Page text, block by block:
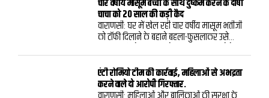
रहने का प्रस्ताव पारित होने के कारण सुनवाई की
अगली तिथि दस अगस्त मुकर्रर कर दी गई.अभियोजन
पक्ष की ओर से एक अन्य अतिरिक्त गवाह कौशलेंद्र
त्रिपाठी को गवाही के लिए पेश होना था. लंच से पहले
लखनऊ से वीडियो कांफ्रेंसिंग के जरिए कौशलेंद्र त्रिपाठी
पेश हुए थे लेकिन नेटवर्क बाधित होने के कारण गवाही
की कार्यवाही नहीं हो सकी.नेटवर्क बाधित होने और
वकीलों द्वारा लंच बाद न्यायिक कार्य से विरत रहने के
चार वर्षीय मासूम बच्ची के साथ दुष्कर्म करने के दोषी
चाचा को 20 साल की कड़ी कैद
वाराणसी: घर में खेल रही चार वर्षीय मासूम भतीजी
को टॉफी दिलाने के बहाने बहला-फुसलाकर उसे
मामले में विशेष न्यायाधीश (पॉक्सो एक्ट) नितिन
पांडेय ने आरोपित चाचा किशोर अपचारी को दोषी
करार दिया. अदालत ने दोषी को 20 साल के कठोर
कारावास और 40 हजार रुपया जुर्माने की सजा
एंटी रोमियो टीम की कार्रवाई, महिलाओं से अभद्रता
करने वाले दो आरोपी गिरफ्तार.